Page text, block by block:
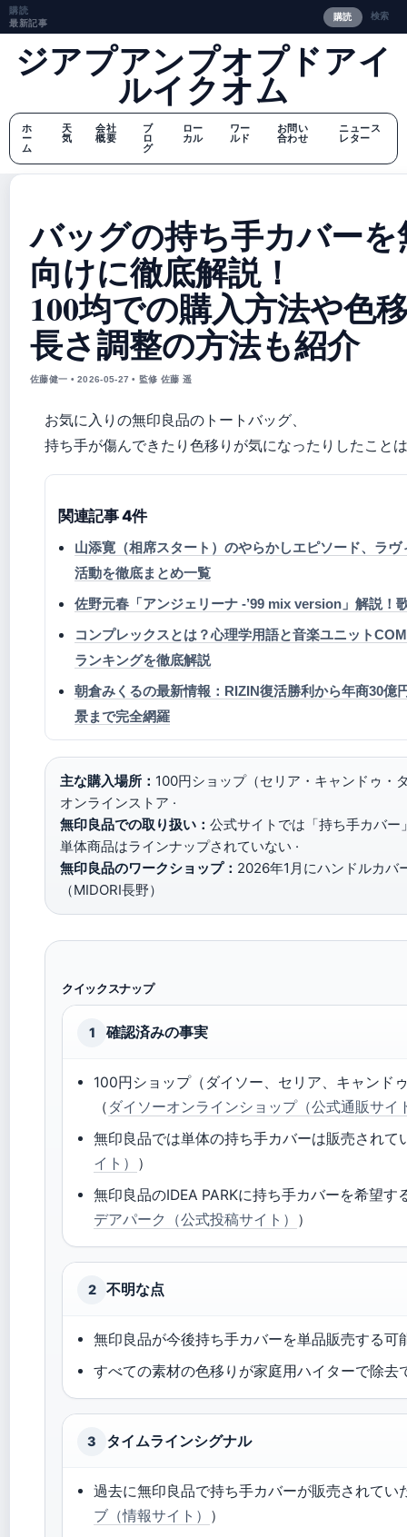
購読
最新記事
購読 検索
ジアプアンプオプドアイ
ルイクオム
ホ
ー
ム
天
気
会社
概要
ブ
ロ
グ
ロー
カル
ワー
ルド
お問い
合わせ
ニュース
レター
バッグの持ち手カバー
向けに徹底解説！
100均での購入方法や色
長さ調整の方法も紹介
佐藤健一 • 2026-05-27 • 監修 佐藤 遥
お気に入りの無印良品のトートバッグ、
持ち手が傷んできたり色移りが気になったりしたこと
関連記事 4件
山添寛（相席スタート）のやらかしエピソード、ラ
活動を徹底まとめ一覧
佐野元春「アンジェリーナ -’99 mix version」解説！
コンプレックスとは？心理学用語と音楽ユニット
ランキングを徹底解説
朝倉みくるの最新情報：RIZIN復活勝利から年商30億
景まで完全網羅
主な購入場所： 100円ショップ（セリア・キャンドゥ・
オンラインストア ·
無印良品での取り扱い： 公式サイトでは「持ち手カバ
単体商品はラインナップされていない ·
無印良品のワークショップ： 2026年1月にハンドルカバ
（MIDORI長野）
クイックスナップ
1 確認済みの事実
100円ショップ（ダイソー、セリア、キャンド
（ ダイソーオンラインショップ（公式通販サイ
無印良品では単体の持ち手カバーは販売されて
イト） ）
無印良品のIDEA PARKに持ち手カバーを希望す
デアパーク（公式投稿サイト） ）
2 不明な点
無印良品が今後持ち手カバーを単品販売する可
すべての素材の色移りが家庭用ハイターで除去
3 タイムラインシグナル
過去に無印良品で持ち手カバーが販売されてい
ブ（情報サイト） ）